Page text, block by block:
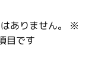
ありません。
※
目です